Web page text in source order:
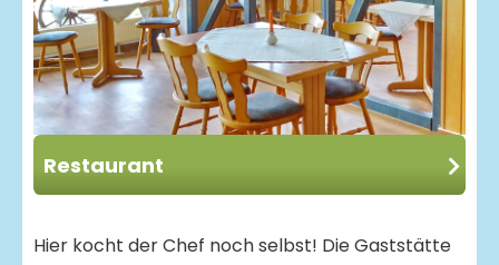
Restaurant
Hier kocht der Chef noch selbst! Die Gaststätte